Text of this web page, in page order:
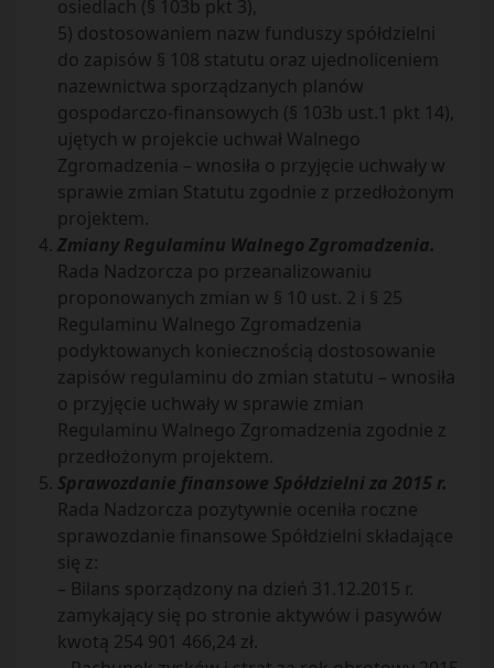
osiedlach (§ 103b pkt 3),
5) dostosowaniem nazw funduszy spółdzielni
do zapisów § 108 statutu oraz ujednoliceniem
nazewnictwa sporządzanych planów
gospodarczo-finansowych (§ 103b ust.1 pkt 14),
ujętych w projekcie uchwał Walnego
Zgromadzenia – wnosiła o przyjęcie uchwały w
sprawie zmian Statutu zgodnie z przedłożonym
projektem.
Zmiany Regulaminu Walnego Zgromadzenia.
Rada Nadzorcza po przeanalizowaniu
proponowanych zmian w § 10 ust. 2 i § 25
Regulaminu Walnego Zgromadzenia
podyktowanych koniecznością dostosowanie
zapisów regulaminu do zmian statutu – wnosiła
o przyjęcie uchwały w sprawie zmian
Regulaminu Walnego Zgromadzenia zgodnie z
przedłożonym projektem.
Sprawozdanie finansowe Spółdzielni za 2015 r.
Rada Nadzorcza pozytywnie oceniła roczne
sprawozdanie finansowe Spółdzielni składające
się z:
– Bilans sporządzony na dzień 31.12.2015 r.
zamykający się po stronie aktywów i pasywów
kwotą 254 901 466,24 zł.